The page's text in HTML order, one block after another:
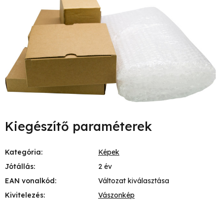
Kiegészítő paraméterek
Kategória:
Képek
Jótállás:
2 év
EAN vonalkód:
Változat kiválasztása
Kivitelezés:
Vászonkép